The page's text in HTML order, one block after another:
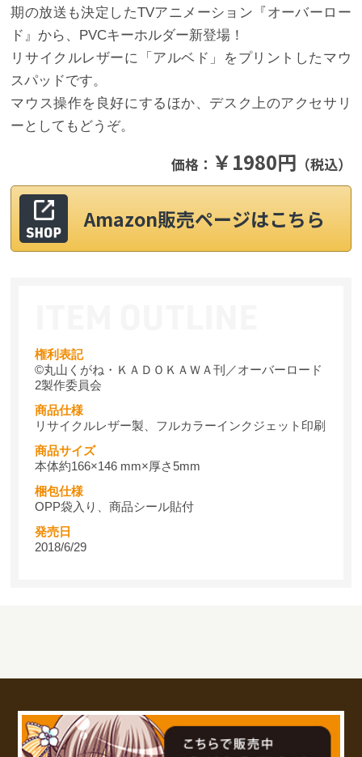
期の放送も決定したTVアニメーション『オーバーロー
ド』から、PVCキーホルダー新登場！
リサイクルレザーに「アルベド」をプリントしたマウ
スパッドです。
マウス操作を良好にするほか、デスク上のアクセサリ
ーとしてもどうぞ。
価格： ￥1980円 （税込）
Amazon販売ページはこちら
権利表記
©丸山くがね・ＫＡＤＯＫＡＷＡ刊／オーバーロード
2製作委員会
商品仕様
リサイクルレザー製、フルカラーインクジェット印刷
商品サイズ
本体約166×146 mm×厚さ5mm
梱包仕様
OPP袋入り、商品シール貼付
発売日
2018/6/29